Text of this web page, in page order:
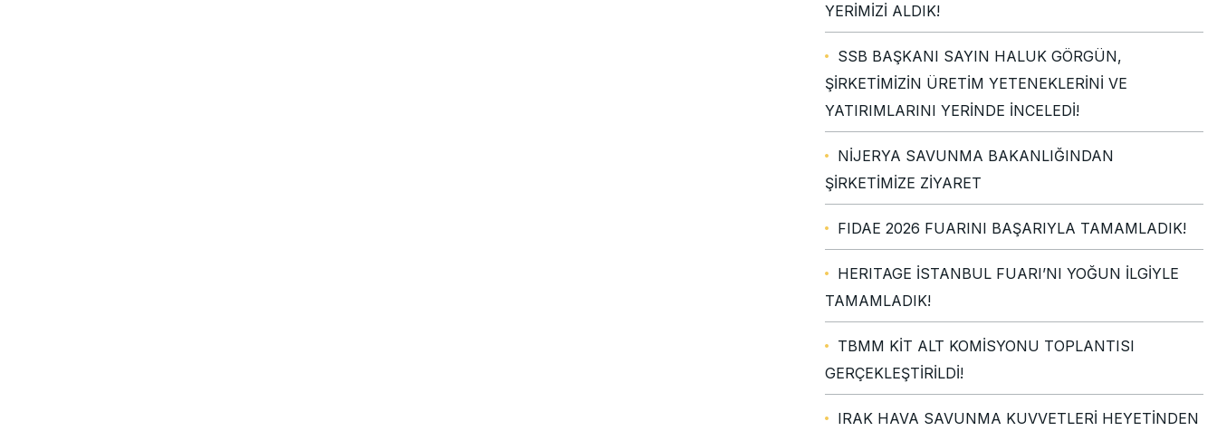
YERİMİZİ ALDIK!
SSB BAŞKANI SAYIN HALUK GÖRGÜN,
ŞİRKETİMİZİN ÜRETİM YETENEKLERİNİ VE
YATIRIMLARINI YERİNDE İNCELEDİ!
NİJERYA SAVUNMA BAKANLIĞINDAN
ŞİRKETİMİZE ZİYARET
FIDAE 2026 FUARINI BAŞARIYLA TAMAMLADIK!
HERITAGE İSTANBUL FUARI’NI YOĞUN İLGİYLE
TAMAMLADIK!
TBMM KİT ALT KOMİSYONU TOPLANTISI
GERÇEKLEŞTİRİLDİ!
IRAK HAVA SAVUNMA KUVVETLERİ HEYETİNDEN